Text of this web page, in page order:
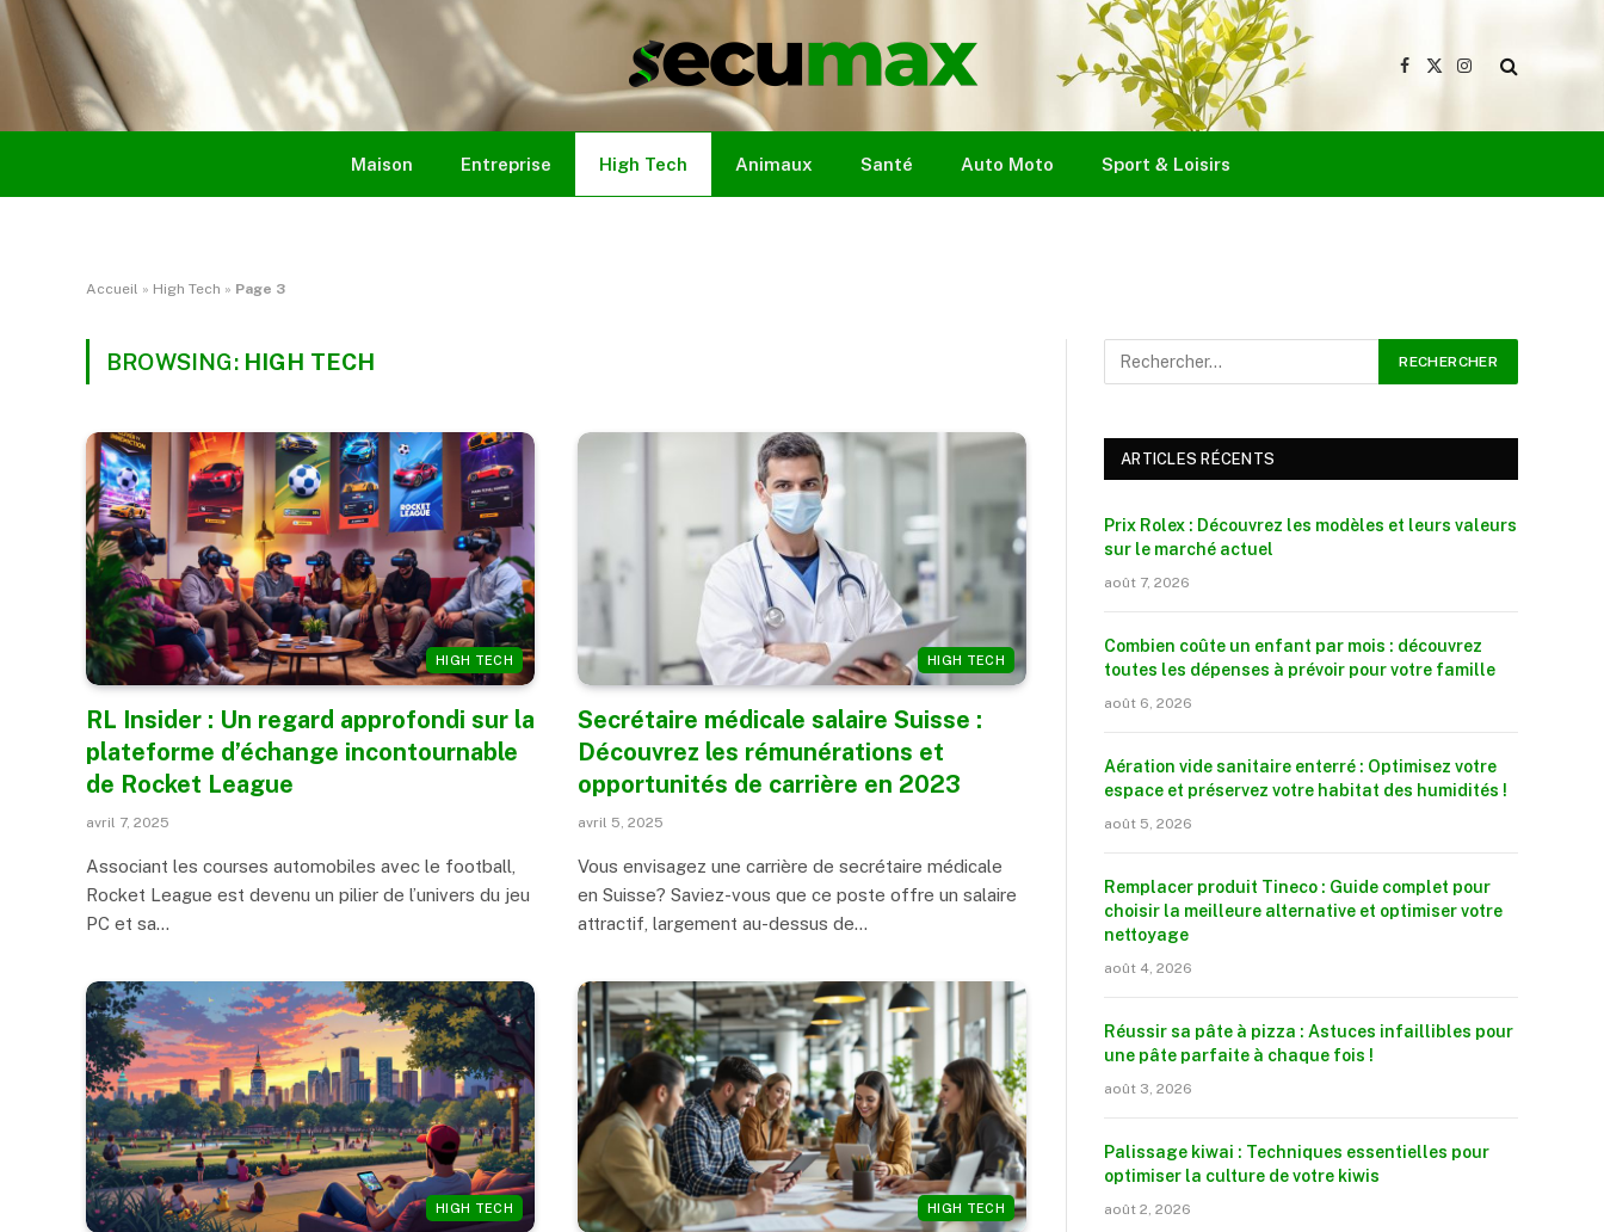
Facebook
X
Instagram
Maison Entreprise High Tech Animaux Santé Auto Moto Sport & Loisirs
Accueil » High Tech » Page 3
BROWSING: HIGH TECH
HIGH TECH
RL Insider : Un regard approfondi sur la
plateforme d’échange incontournable
de Rocket League
avril 7, 2025
Associant les courses automobiles avec le football,
Rocket League est devenu un pilier de l’univers du jeu
PC et sa…
HIGH TECH
Secrétaire médicale salaire Suisse :
Découvrez les rémunérations et
opportunités de carrière en 2023
avril 5, 2025
Vous envisagez une carrière de secrétaire médicale
en Suisse? Saviez-vous que ce poste offre un salaire
attractif, largement au-dessus de…
HIGH TECH HIGH TECH
ARTICLES RÉCENTS
Prix Rolex : Découvrez les modèles et leurs valeurs
sur le marché actuel
août 7, 2026
Combien coûte un enfant par mois : découvrez
toutes les dépenses à prévoir pour votre famille
août 6, 2026
Aération vide sanitaire enterré : Optimisez votre
espace et préservez votre habitat des humidités !
août 5, 2026
Remplacer produit Tineco : Guide complet pour
choisir la meilleure alternative et optimiser votre
nettoyage
août 4, 2026
Réussir sa pâte à pizza : Astuces infaillibles pour
une pâte parfaite à chaque fois !
août 3, 2026
Palissage kiwai : Techniques essentielles pour
optimiser la culture de votre kiwis
août 2, 2026